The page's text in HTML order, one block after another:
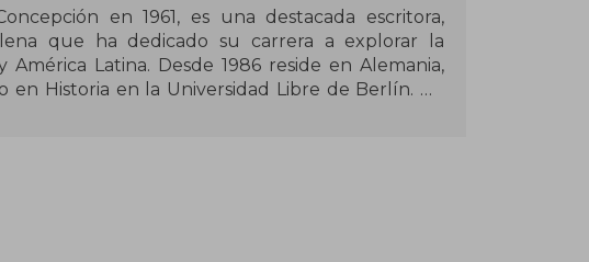
en 1961, es una destacada escritora,
que ha dedicado su carrera a explorar la
Latina. Desde 1986 reside en Alemania,
Historia en la Universidad Libre de Berlín. Ha
en esta misma universidad y de